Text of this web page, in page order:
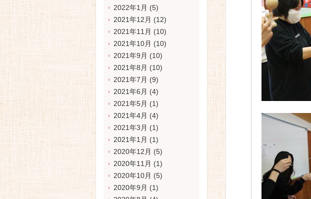
2022年1月 (5)
2021年12月 (12)
2021年11月 (10)
2021年10月 (10)
2021年9月 (10)
2021年8月 (10)
2021年7月 (9)
2021年6月 (4)
2021年5月 (1)
2021年4月 (4)
2021年3月 (1)
2021年1月 (1)
2020年12月 (5)
2020年11月 (1)
2020年10月 (5)
2020年9月 (1)